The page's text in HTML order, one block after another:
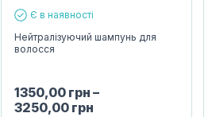
Є в наявності
Нейтралізуючий шампунь для
волосся
1350,00 грн –
3250,00 грн